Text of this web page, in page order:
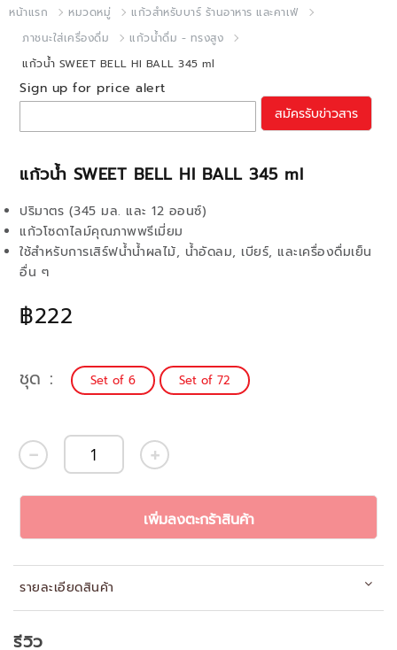
หน้าแรก หมวดหมู่
แก้วสำหรับบาร์ ร้านอาหาร และคาเฟ่
ภาชนะใส่เครื่องดื่ม
แก้วน้ำดื่ม - ทรงสูง
แก้วน้ำ SWEET BELL HI BALL 345 ml
แก้วน้ำ SWEET BELL HI BALL 345 ml
฿222
ปริมาตร (345 มล. และ 12 ออนซ์)
แก้วโซดาไลม์คุณภาพพรีเมี่ยม
ใช้สำหรับการเสิร์ฟน้ำน้ำผลไม้, น้ำอัดลม, เบียร์, และเครื่องดื่มเย็น
อื่น ๆ
Sign up for price alert
สมัครรับข่าวสาร
ชุด Set of 6 Set of 72
เพิ่มลงตะกร้าสินค้า
รายละเอียดสินค้า
รีวิว